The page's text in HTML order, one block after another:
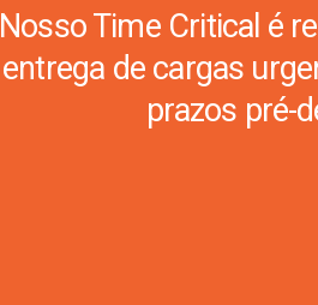
Nosso Time Critical é
entrega de cargas
prazos pré-